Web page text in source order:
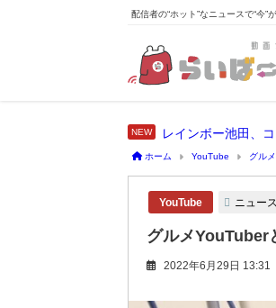
配信者の“ホット”なニュースで“今”
レインボー池田、
ホーム YouTube グル
YouTube ニュース
グルメYouTuber
2022年6月29日 13:31